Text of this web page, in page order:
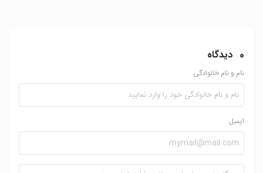
0 دیدگاه
نام و نام خانوادگی
ایمیل